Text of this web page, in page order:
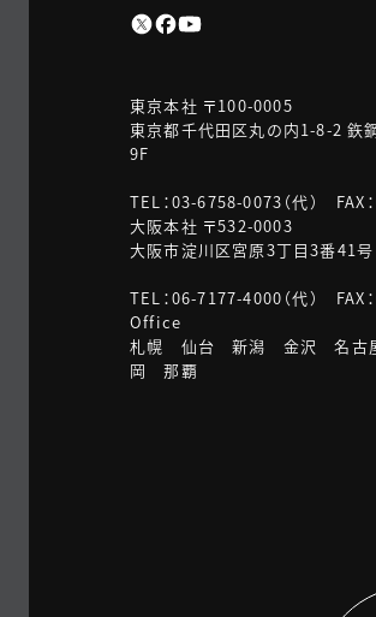
東京本社 〒100-0005
東京都千代田区丸の内1-8-2 鉃
9F
TEL：03-6758-0073（代） FAX
大阪本社 〒532-0003
大阪市淀川区宮原3丁目3番41号
TEL：06-7177-4000（代） FAX
Office
札幌 仙台 新潟 金沢 名
岡 那覇